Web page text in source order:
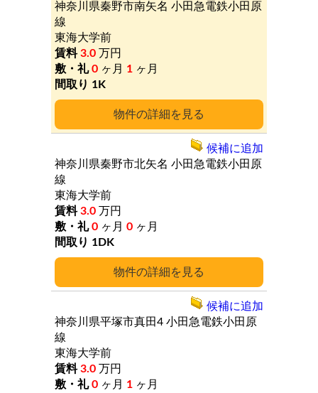
詳細
神奈川県秦野市南矢名 小田急電鉄小田原
線
東海大学前
3.0 万円
0 ヶ月 1 ヶ月
1K
詳細
神奈川県秦野市北矢名 小田急電鉄小田原
線
東海大学前
3.0 万円
0 ヶ月 0 ヶ月
1DK
候補に追加
神奈川県平塚市真田4 小田急電鉄小田原
線
東海大学前
3.0 万円
0 ヶ月 1 ヶ月
候補に追加